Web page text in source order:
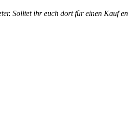
Solltet ihr euch dort für einen Kauf